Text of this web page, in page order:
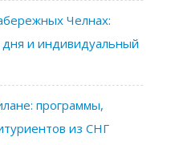
Челнах:
и индивидуальный
программы,
из СНГ